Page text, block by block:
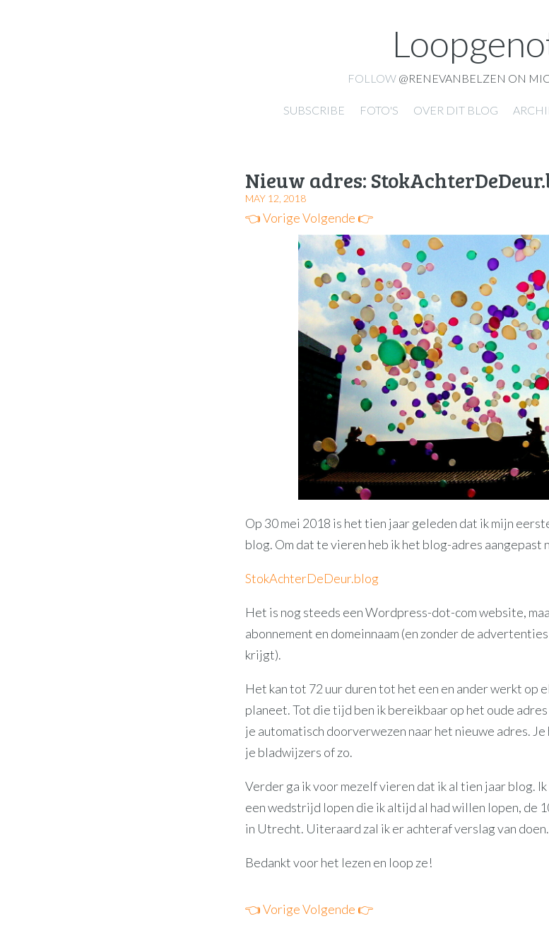
FOLLOW @RENEVANBELZEN ON
SUBSCRIBE FOTO'S OVER DIT BLOG
Nieuw adres:
MAY 12, 2018
👈 VorigeVolgende 👉
Op 30 mei 2018 is het tien jaar geleden dat ik mijn
blog. Om dat te vieren heb ik het blog-adres aangepast
StokAchterDeDeur.blog
Het is nog steeds een Wordpress-dot-com website,
abonnement en domeinnaam (en zonder de
krijgt).
Het kan tot 72 uur duren tot het een en ander werkt op
planeet. Tot die tijd ben ik bereikbaar op het oude
je automatisch doorverwezen naar het nieuwe adres.
je bladwijzers of zo.
Verder ga ik voor mezelf vieren dat ik al tien jaar blog.
een wedstrijd lopen die ik altijd al had willen lopen, de
in Utrecht. Uiteraard zal ik er achteraf verslag van doen.
Bedankt voor het lezen en loop ze!
👈 VorigeVolgende 👉